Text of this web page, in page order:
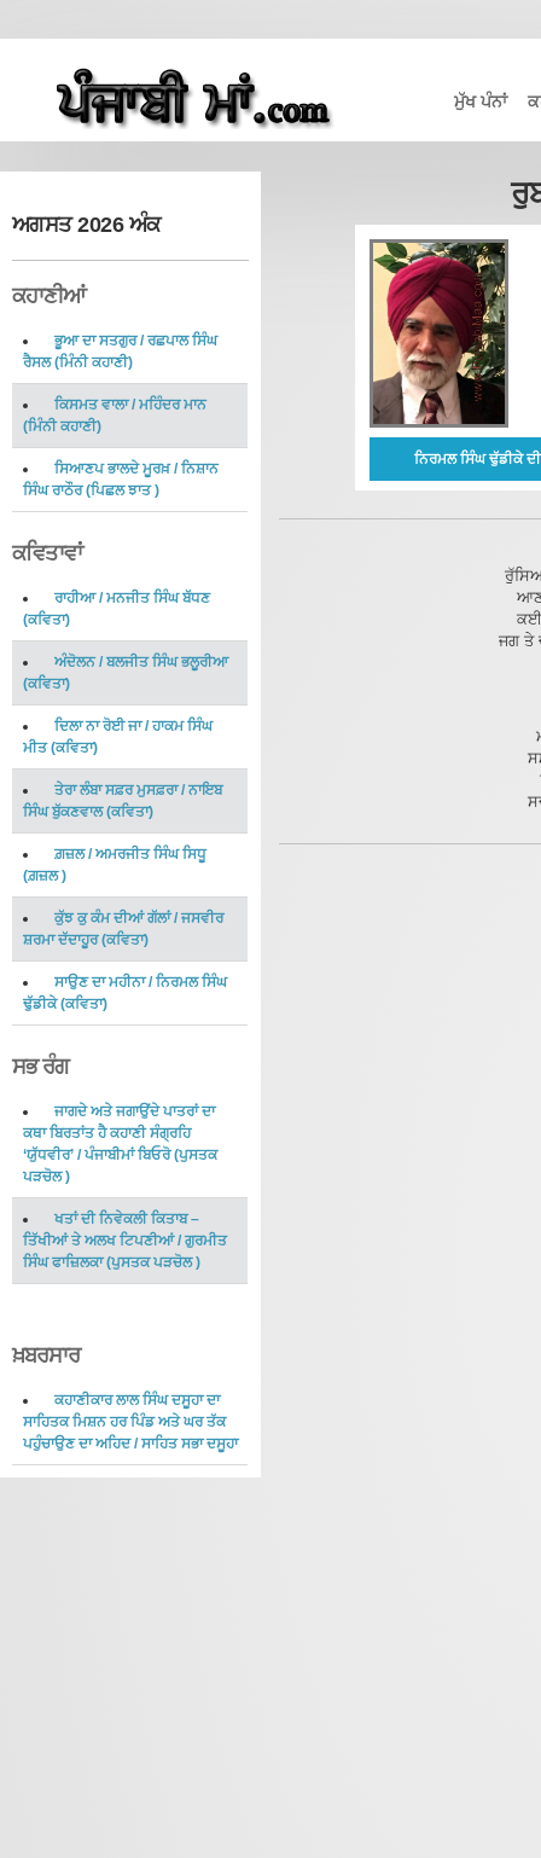
ਮੁੱਖ ਪੰਨਾਂ
ਅਗਸਤ 2026 ਅੰਕ
ਕਹਾਣੀਆਂ
ਭੂਆ ਦਾ ਸਤਗੁਰ/ਰਛਪਾਲ ਸਿੰਘ
ਰੈਸਲ(ਮਿੰਨੀ ਕਹਾਣੀ)
ਕਿਸਮਤ ਵਾਲਾ/ ਮਹਿੰਦਰ ਮਾਨ
(ਮਿੰਨੀ ਕਹਾਣੀ)
ਸਿਆਣਪ ਭਾਲਦੇ ਮੂਰਖ਼/ਨਿਸ਼ਾਨ
ਸਿੰਘ ਰਾਠੌਰ(ਪਿਛਲ ਝਾਤ)
ਕਵਿਤਾਵਾਂ
ਰਾਹੀਆ/ਮਨਜੀਤ ਸਿੰਘ ਬੱਧਣ
(ਕਵਿਤਾ)
ਅੰਦੋਲਨ/ ਬਲਜੀਤ ਸਿੰਘ ਭਲੂਰੀਆ
(ਕਵਿਤਾ)
ਦਿਲਾ ਨਾ ਰੋਈ ਜਾ/ਹਾਕਮ ਸਿੰਘ
ਮੀਤ(ਕਵਿਤਾ)
ਤੇਰਾ ਲੰਬਾ ਸਫ਼ਰ ਮੁਸਫ਼ਰਾ/ਨਾਇਬ
ਸਿੰਘ ਬੁੱਕਣਵਾਲ(ਕਵਿਤਾ)
ਗ਼ਜ਼ਲ/ਅਮਰਜੀਤ ਸਿੰਘ ਸਿਧੂ
(ਗ਼ਜ਼ਲ)
ਕੁੱਝ ਕੁ ਕੰਮ ਦੀਆਂ ਗੱਲਾਂ/ ਜਸਵੀਰ
ਸ਼ਰਮਾ ਦੱਦਾਹੂਰ(ਕਵਿਤਾ)
ਸਾਉਣ ਦਾ ਮਹੀਨਾ/ਨਿਰਮਲ ਸਿੰਘ
ਢੁੱਡੀਕੇ(ਕਵਿਤਾ)
ਸਭ ਰੰਗ
ਜਾਗਦੇ ਅਤੇ ਜਗਾਉਂਦੇ ਪਾਤਰਾਂ ਦਾ
ਕਥਾ ਬਿਰਤਾਂਤ ਹੈ ਕਹਾਣੀ ਸੰਗ੍ਰਹਿ
‘ਯੁੱਧਵੀਰ’ /ਪੰਜਾਬੀਮਾਂ ਬਿਓਰੋ(ਪੁਸਤਕ
ਪੜਚੋਲ)
ਖਤਾਂ ਦੀ ਨਿਵੇਕਲੀ ਕਿਤਾਬ –
ਤਿੱਖੀਆਂ ਤੇ ਅਲਖ ਟਿਪਣੀਆਂ/ ਗੁਰਮੀਤ
ਸਿੰਘ ਫਾਜ਼ਿਲਕਾ(ਪੁਸਤਕ ਪੜਚੋਲ)
ਖ਼ਬਰਸਾਰ
ਕਹਾਣੀਕਾਰ ਲਾਲ ਸਿੰਘ ਦਸੂਹਾ ਦਾ
ਸਾਹਿਤਕ ਮਿਸ਼ਨ ਹਰ ਪਿੰਡ ਅਤੇ ਘਰ ਤੱਕ
ਪਹੁੰਚਾਉਣ ਦਾ ਅਹਿਦ/ਸਾਹਿਤ ਸਭਾ ਦਸੂਹਾ
ਨਿਰਮਲ ਸਿੰਘ ਢੁੱਡੀਕੇ
ਆਣ
ਕਈ
ਜਗ ਤੇ
ਮਨਾ
ਸਮਾਂ
ਖਿੜਦੇ
ਸਦਾ